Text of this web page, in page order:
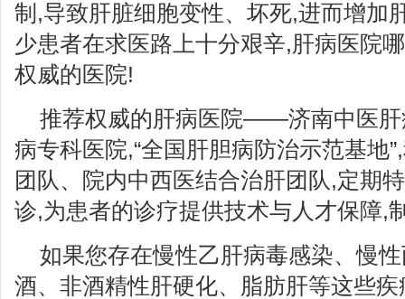
制,导致肝脏细胞变性、坏死,进而增加
少患者在求医路上十分艰辛,肝病医院
权威的医院!
推荐权威的肝病医院——济南中医肝
病专科医院,“全国肝胆病防治示范基地
团队、院内中西医结合治肝团队,定期
诊,为患者的诊疗提供技术与人才保障,
如果您存在慢性乙肝病毒感染、慢
酒、非酒精性肝硬化、脂肪肝等这些